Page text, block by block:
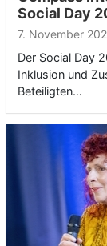
Social Day
7. November
Der Social Day
Inklusion und
Beteiligten…